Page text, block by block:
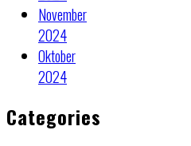
November
2024
Oktober
2024
Categories